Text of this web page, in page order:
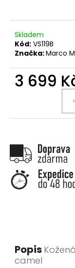
Skladem
Kód: VS119B
Značka:Marco
3 699
Popis
camel
e
m
e